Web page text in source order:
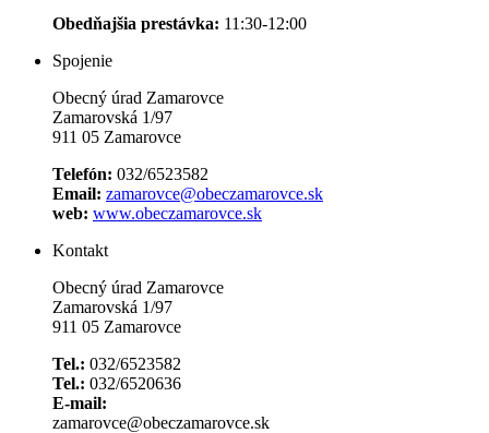
Obedňajšia prestávka: 11:30-12:00
Spojenie
Obecný úrad Zamarovce
Zamarovská 1/97
911 05 Zamarovce
Telefón: 032/6523582
Email: zamarovce@obeczamarovce.sk
web: www.obeczamarovce.sk
Kontakt
Obecný úrad Zamarovce
Zamarovská 1/97
911 05 Zamarovce
Tel.: 032/6523582
Tel.: 032/6520636
E-mail:
zamarovce@obeczamarovce.sk